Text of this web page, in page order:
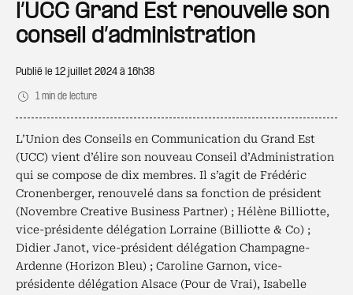
l’UCC Grand Est renouvelle son
conseil d’administration
Publié le 12 juillet 2024 à 16h38
1 min de lecture
L’Union des Conseils en Communication du Grand Est
(UCC) vient d’élire son nouveau Conseil d’Administration
qui se compose de dix membres. Il s’agit de Frédéric
Cronenberger, renouvelé dans sa fonction de président
(Novembre Creative Business Partner) ; Hélène Billiotte,
vice-présidente délégation Lorraine (Billiotte & Co) ;
Didier Janot, vice-président délégation Champagne-
Ardenne (Horizon Bleu) ; Caroline Garnon, vice-
présidente délégation Alsace (Pour de Vrai), Isabelle